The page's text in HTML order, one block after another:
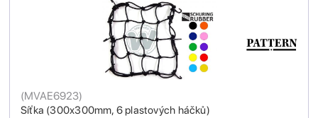
Síťka (300x300mm, 6 plastových háčků)
(MVAE6923)